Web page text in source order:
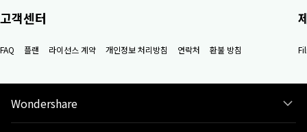
고객센터
FAQ 플랜 라이선스 계약 개인정보 처리방침 연락처 환불 방침
Wondershare